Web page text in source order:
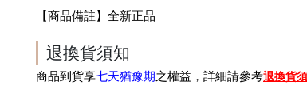
【商品備註】全新正品
退換貨須知
商品到貨享七天猶豫期之權益，詳細請參考退換貨